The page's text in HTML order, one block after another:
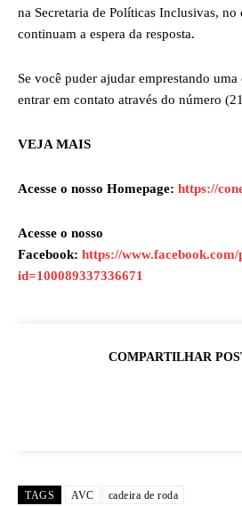
na Secretaria de Políticas Inclusivas,
continuam a espera da resposta.
Se você puder ajudar emprestando uma
entrar em contato através do número
VEJA MAIS
Acesse o nosso Homepage: https://
Acesse o nosso
Facebook: https://
id=100089337336671
COMPARTILHAR
TAGS AVC cadeira de roda